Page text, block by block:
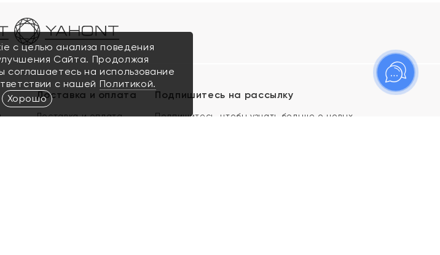
Доставка и оплата
Доставка и оплата
Подпишитесь на рассылку
Подпишитесь, чтобы узнать больше о новых
с целью анализа поведения
Сайта. Продолжая
соглашаетесь на использование
с нашей Политикой.
Хорошо